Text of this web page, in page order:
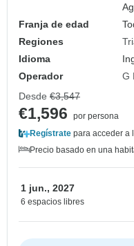
Franja de edad
Regiones
Idioma
Operador
G
Desde €3,547
€1,596
por persona
Regístrate para acceder a
Precio basado en una
1 jun., 2027
6 espacios libres